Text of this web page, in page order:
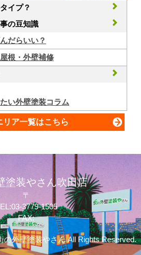
イプ？
の豆知識
だらいい？
根・外壁補修
い外壁塗装コラム
リア一覧はこちら
塗装やさん吹田店
〒
3779-1505
FAX:
の外壁塗装やさん All Rights Reserved.